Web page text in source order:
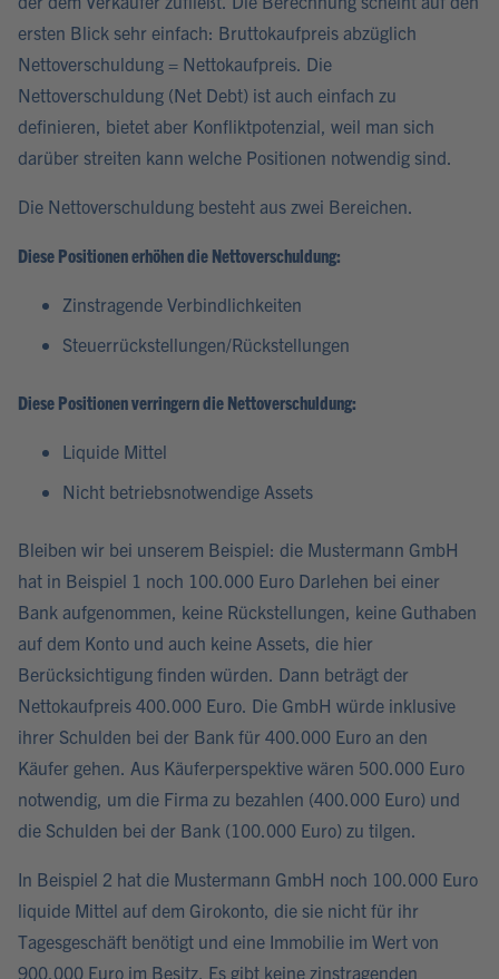
ersten Blick sehr einfach: Bruttokaufpreis abzüglich
Nettoverschuldung = Nettokaufpreis. Die
Nettoverschuldung (Net Debt) ist auch einfach zu
definieren, bietet aber Konfliktpotenzial, weil man sich
darüber streiten kann welche Positionen notwendig sind.
Die Nettoverschuldung besteht aus zwei Bereichen.
Diese Positionen erhöhen die Nettoverschuldung:
Zinstragende Verbindlichkeiten
Steuerrückstellungen/Rückstellungen
Diese Positionen verringern die Nettoverschuldung:
Liquide Mittel
Nicht betriebsnotwendige Assets
Bleiben wir bei unserem Beispiel: die Mustermann GmbH
hat in Beispiel 1 noch 100.000 Euro Darlehen bei einer
Bank aufgenommen, keine Rückstellungen, keine Guthaben
auf dem Konto und auch keine Assets, die hier
Berücksichtigung finden würden. Dann beträgt der
Nettokaufpreis 400.000 Euro. Die GmbH würde inklusive
ihrer Schulden bei der Bank für 400.000 Euro an den
Käufer gehen. Aus Käuferperspektive wären 500.000 Euro
notwendig, um die Firma zu bezahlen (400.000 Euro) und
die Schulden bei der Bank (100.000 Euro) zu tilgen.
In Beispiel 2 hat die Mustermann GmbH noch 100.000 Euro
liquide Mittel auf dem Girokonto, die sie nicht für ihr
Tagesgeschäft benötigt und eine Immobilie im Wert von
900.000 Euro im Besitz. Es gibt keine zinstragenden